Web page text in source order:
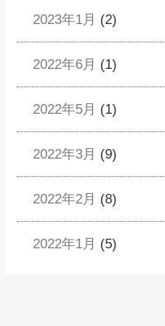
2023年1月 (2)
2022年6月 (1)
2022年5月 (1)
2022年3月 (9)
2022年2月 (8)
2022年1月 (5)